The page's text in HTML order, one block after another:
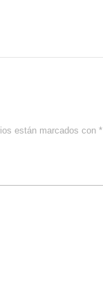
están marcados con*